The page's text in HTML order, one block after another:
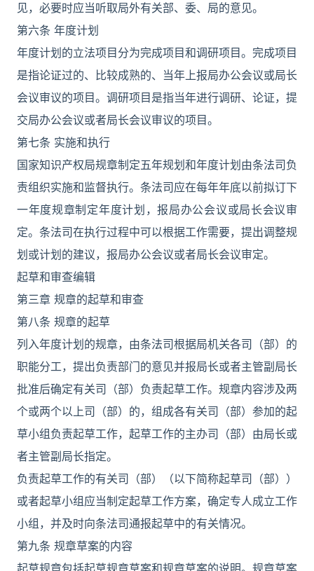
见，必要时应当听取局外有关部、委、局的意见。
第六条 年度计划
年度计划的立法项目分为完成项目和调研项目。完成项目
是指论证过的、比较成熟的、当年上报局办公会议或局长
会议审议的项目。调研项目是指当年进行调研、论证，提
交局办公会议或者局长会议审议的项目。
第七条 实施和执行
国家知识产权局规章制定五年规划和年度计划由条法司负
责组织实施和监督执行。条法司应在每年年底以前拟订下
一年度规章制定年度计划，报局办公会议或局长会议审
定。条法司在执行过程中可以根据工作需要，提出调整规
划或计划的建议，报局办公会议或者局长会议审定。
起草和审查编辑
第三章 规章的起草和审查
第八条 规章的起草
列入年度计划的规章，由条法司根据局机关各司（部）的
职能分工，提出负责部门的意见并报局长或者主管副局长
批准后确定有关司（部）负责起草工作。规章内容涉及两
个或两个以上司（部）的，组成各有关司（部）参加的起
草小组负责起草工作，起草工作的主办司（部）由局长或
者主管副局长指定。
负责起草工作的有关司（部）（以下简称起草司（部））
或者起草小组应当制定起草工作方案，确定专人成立工作
小组，并及时向条法司通报起草中的有关情况。
第九条 规章草案的内容
起草规章包括起草规章草案和规章草案的说明。规章草案